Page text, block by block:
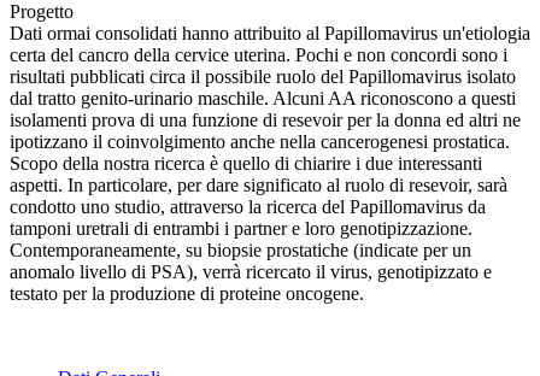
Progetto
Dati ormai consolidati hanno attribuito al Papillomavirus un'etiologia
certa del cancro della cervice uterina. Pochi e non concordi sono i
risultati pubblicati circa il possibile ruolo del Papillomavirus isolato
dal tratto genito-urinario maschile. Alcuni AA riconoscono a questi
isolamenti prova di una funzione di resevoir per la donna ed altri ne
ipotizzano il coinvolgimento anche nella cancerogenesi prostatica.
Scopo della nostra ricerca è quello di chiarire i due interessanti
aspetti. In particolare, per dare significato al ruolo di resevoir, sarà
condotto uno studio, attraverso la ricerca del Papillomavirus da
tamponi uretrali di entrambi i partner e loro genotipizzazione.
Contemporaneamente, su biopsie prostatiche (indicate per un
anomalo livello di PSA), verrà ricercato il virus, genotipizzato e
testato per la produzione di proteine oncogene.